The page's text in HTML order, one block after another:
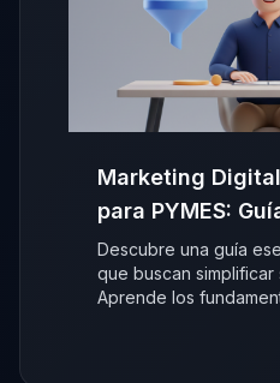
Marketing
para PYMES:
Descubre una guía
que buscan simplificar
Aprende los